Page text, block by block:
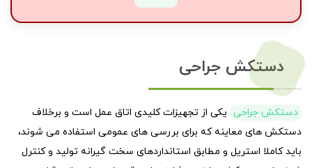
دستکش جراحی
دستکش جراحی یکی از تجهیزات کلیدی اتاق عمل است و برخلاف
دستکش های معاینه که برای بررسی های عمومی استفاده می شوند،
باید کاملا استریل و مطابق استانداردهای سخت گیرانه تولید و کنترل